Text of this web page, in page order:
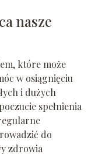
nasze
które może
w osiągnięciu
i dużych
spełnienia
do
zdrowia